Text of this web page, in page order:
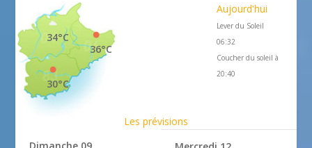
36°C
34°C
30°C
Aujourd'hui
Lever du Soleil
06:32
Coucher du soleil à
20:40
Les prévisions